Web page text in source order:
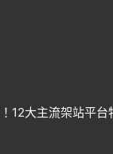
12大主流架站平台